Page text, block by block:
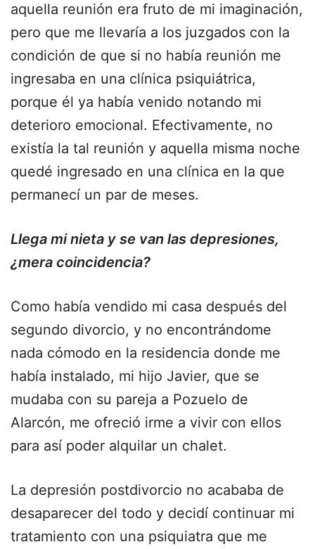
aquella reunión era fruto de mi imaginación,
pero que me llevaría a los juzgados con la
condición de que si no había reunión me
ingresaba en una clínica psiquiátrica,
porque él ya había venido notando mi
deterioro emocional. Efectivamente, no
existía la tal reunión y aquella misma noche
quedé ingresado en una clínica en la que
permanecí un par de meses.
Llega mi nieta y se van las depresiones,
¿mera coincidencia?
Como había vendido mi casa después del
segundo divorcio, y no encontrándome
nada cómodo en la residencia donde me
había instalado, mi hijo Javier, que se
mudaba con su pareja a Pozuelo de
Alarcón, me ofreció irme a vivir con ellos
para así poder alquilar un chalet.
La depresión postdivorcio no acababa de
desaparecer del todo y decidí continuar mi
tratamiento con una psiquiatra que me